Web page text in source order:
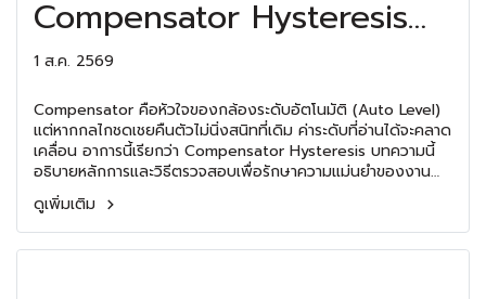
Compensator Hysteresis
ของกล้องระดับ Auto Level
1 ส.ค. 2569
Compensator คือหัวใจของกล้องระดับอัตโนมัติ (Auto Level)
แต่หากกลไกชดเชยคืนตัวไม่นิ่งสนิทที่เดิม ค่าระดับที่อ่านได้จะคลาด
เคลื่อน อาการนี้เรียกว่า Compensator Hysteresis บทความนี้
อธิบายหลักการและวิธีตรวจสอบเพื่อรักษาความแม่นยำของงาน
ระดับ
ดูเพิ่มเติม